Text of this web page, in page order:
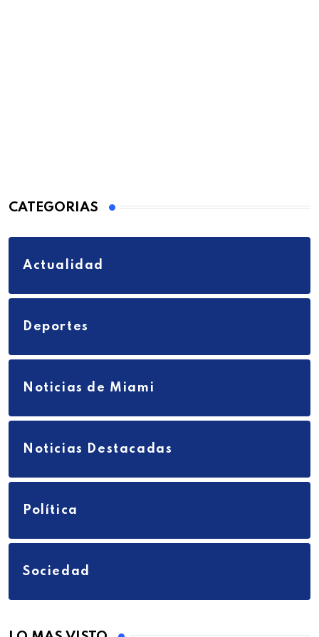
CATEGORIAS
Actualidad
Deportes
Noticias de Miami
Noticias Destacadas
Política
Sociedad